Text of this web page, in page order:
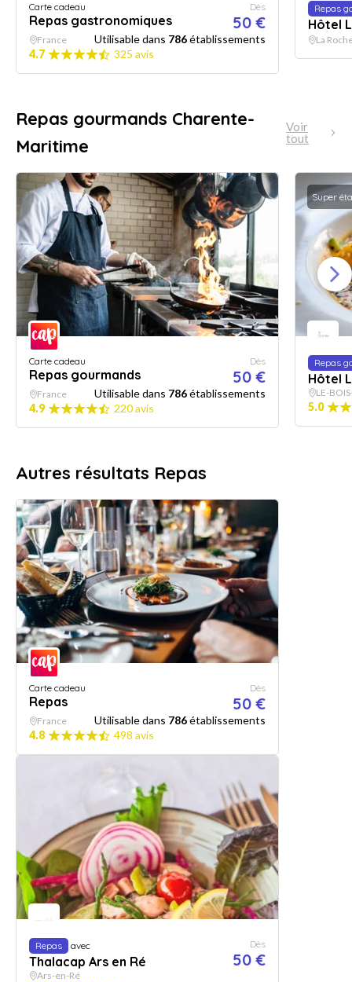
Carte cadeau
Repas gastronomiques
Dès
50 €
France Utilisable dans 786établissements
4.7
325 avis
Repas
Hôtel
La
Repas gourmands Charente-
Maritime
Voir
tout
Carte cadeau
Repas gourmands
Dès
50 €
France Utilisable dans 786établissements
4.9
220 avis
Super
Repas
Hôtel
LE-
5.0
Autres résultats Repas
Carte cadeau
Repas
Dès
50 €
France Utilisable dans 786établissements
4.8
498 avis
Repas avec
Thalacap Ars en Ré
Dès
50 €
Ars-en-Ré